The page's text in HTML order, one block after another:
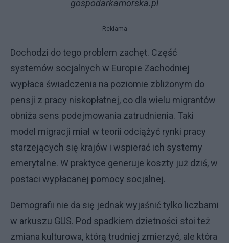
gospodarkamorska.pl
Reklama
Dochodzi do tego problem zachęt. Część
systemów socjalnych w Europie Zachodniej
wypłaca świadczenia na poziomie zbliżonym do
pensji z pracy niskopłatnej, co dla wielu migrantów
obniża sens podejmowania zatrudnienia. Taki
model migracji miał w teorii odciążyć rynki pracy
starzejących się krajów i wspierać ich systemy
emerytalne. W praktyce generuje koszty już dziś, w
postaci wypłacanej pomocy socjalnej.
Demografii nie da się jednak wyjaśnić tylko liczbami
w arkuszu GUS. Pod spadkiem dzietności stoi też
zmiana kulturowa, którą trudniej zmierzyć, ale która